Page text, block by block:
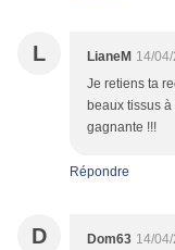
L LianeM 14/
Je retiens ta
beaux tissus
gagnante !!!
Répondre
D Dom63 14/